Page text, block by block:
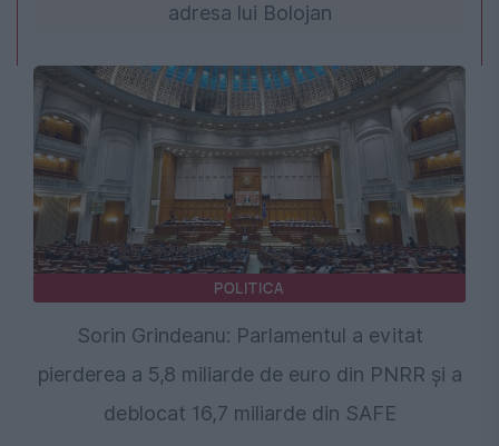
adresa lui Bolojan
POLITICA
Sorin Grindeanu: Parlamentul a evitat
pierderea a 5,8 miliarde de euro din PNRR și a
deblocat 16,7 miliarde din SAFE